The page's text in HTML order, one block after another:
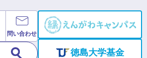
問い合わせ
徳島大学基金